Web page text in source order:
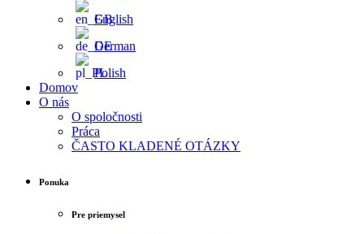
English
German
Polish
Domov
O nás
O spoločnosti
Práca
ČASTO KLADENÉ OTÁZKY
Ponuka
Pre priemysel